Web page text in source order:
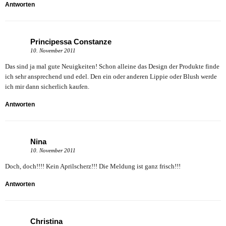
Antworten
Principessa Constanze
10. November 2011
Das sind ja mal gute Neuigkeiten! Schon alleine das Design der Produkte finde
ich sehr ansprechend und edel. Den ein oder anderen Lippie oder Blush werde
ich mir dann sicherlich kaufen.
Antworten
Nina
10. November 2011
Doch, doch!!!! Kein Aprilscherz!!! Die Meldung ist ganz frisch!!!
Antworten
Christina